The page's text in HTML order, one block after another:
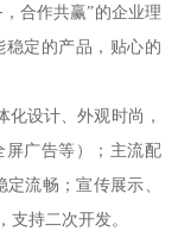
合作共赢”的企业理
定的产品，贴心的
化设计、外观时尚，
屏广告等）；主流配
流畅；宣传展示、
持二次开发。